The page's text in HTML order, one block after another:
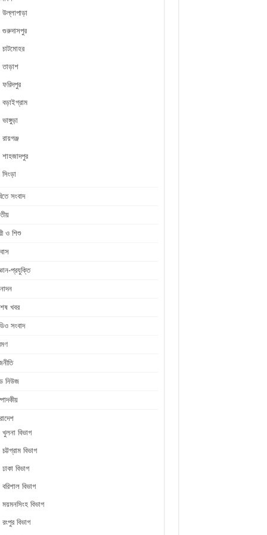
উল্লাপাড়া
গুরুদাসপুর
চাটমোহর
তাড়াশ
ফরিদপুর
বড়াইগ্রাম
ভাঙ্গুড়া
রায়গঞ্জ
শাহজাদপুর
সিংড়া
সংবাদ
ও শিশু
প্রযুক্তি
খবর
সংবাদ
নিউজ
খুলনা বিভাগ
চট্টগ্রাম বিভাগ
ঢাকা বিভাগ
বরিশাল বিভাগ
ময়মনসিংহ বিভাগ
রংপুর বিভাগ